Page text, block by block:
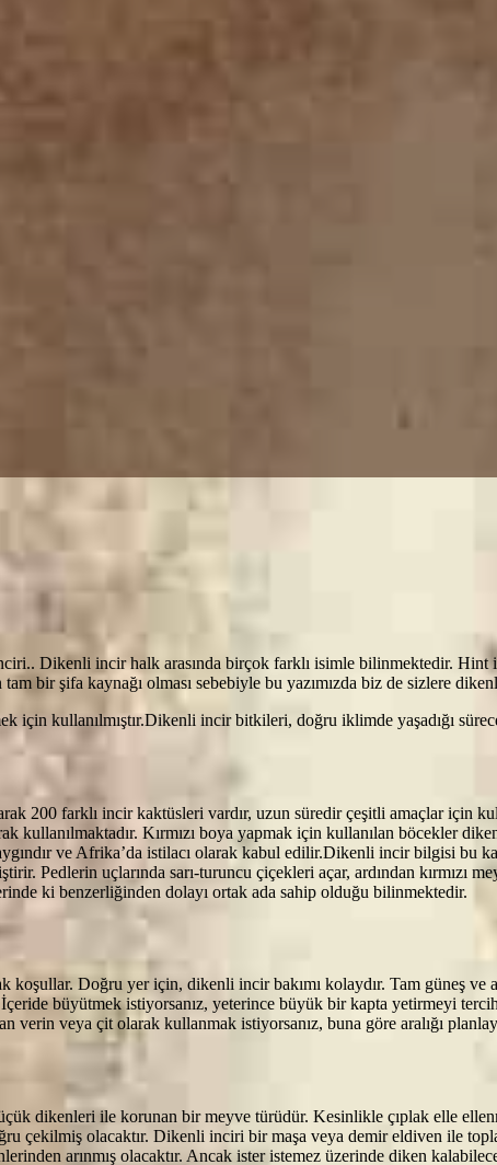
Dikenli incir halk arasında birçok farklı isimle bilinmektedir.
bir şifa kaynağı olması sebebiyle bu yazımızda biz de sizlere
için kullanılmıştır.Dikenli incir bitkileri, doğru iklimde yaşadığı
200 farklı incir kaktüsleri vardır, uzun süredir çeşitli amaçlar için
kullanılmaktadır. Kırmızı boya yapmak için kullanılan böcekler
ve Afrika’da istilacı olarak kabul edilir.Dikenli incir bilgisi bu
Pedlerin uçlarında sarı-turuncu çiçekleri açar, ardından kırmızı
ki benzerliğinden dolayı ortak ada sahip olduğu bilinmektedir.
Doğru yer için, dikenli incir bakımı kolaydır. Tam güneş ve
büyütmek istiyorsanız, yeterince büyük bir kapta yetirmeyi
veya çit olarak kullanmak istiyorsanız, buna göre aralığı
dikenleri ile korunan bir meyve türüdür. Kesinlikle çıplak elle
çekilmiş olacaktır. Dikenli inciri bir maşa veya demir eldiven ile
arınmış olacaktır. Ancak ister istemez üzerinde diken